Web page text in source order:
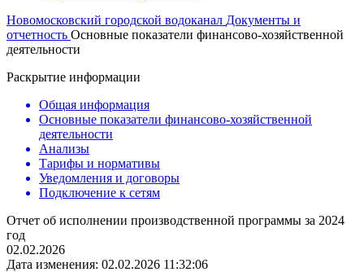
Новомосковский городской водоканал Документы и
отчетность Основные показатели финансово-хозяйственной
деятельности
Раскрытие информации
Общая информация
Основные показатели финансово-хозяйственной
деятельности
Анализы
Тарифы и нормативы
Уведомления и договоры
Подключение к сетям
Отчет об исполнении производственной программы за 2024
год
02.02.2026
Дата изменения: 02.02.2026 11:32:06